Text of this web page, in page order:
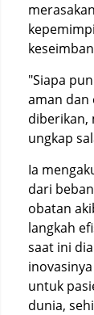
"Siapa
aman dan
diberikan,
ungkap
Ia
dari
obatan
langkah
saat ini
untuk
dunia,